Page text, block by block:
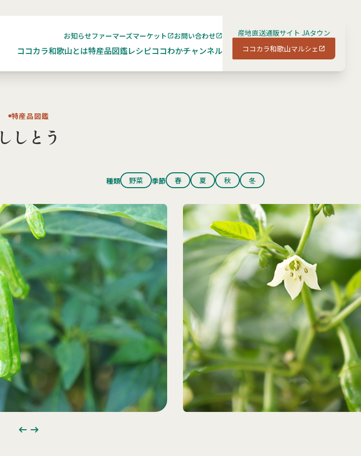
お知らせファーマーズマーケット お問い合わせ
ココカラ和歌山とは特産品図鑑レシピココわかチャンネル
産地直送通販サイト JAタウン
ココカラ和歌山マルシェ
特産品図鑑
ししとう
種類 野菜 季節 春 夏 秋 冬